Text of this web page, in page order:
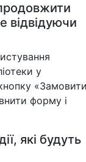
відвідуючи
у
форму і
які будуть